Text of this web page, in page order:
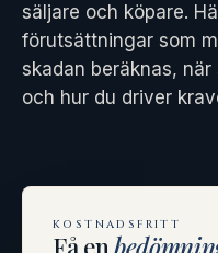
säljare och köpare.
förutsättningar som
skadan beräknas,
och hur du driver
KOSTNADSFRITT
Få en